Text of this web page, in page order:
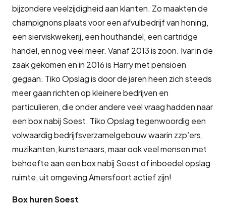
bijzondere veelzijdigheid aan klanten. Zo maakten de
champignons plaats voor een afvulbedrijf van honing,
een sierviskwekerij, een houthandel, een cartridge
handel, en nog veel meer. Vanaf 2013 is zoon. Ivar in de
zaak gekomen en in 2016 is Harry met pensioen
gegaan. Tiko Opslag is door de jaren heen zich steeds
meer gaan richten op kleinere bedrijven en
particulieren, die onder andere veel vraag hadden naar
een box nabij Soest. Tiko Opslag tegenwoordig een
volwaardig bedrijfsverzamelgebouw waarin zzp’ers,
muzikanten, kunstenaars, maar ook veel mensen met
behoefte aan een box nabij Soest of inboedel opslag
ruimte, uit omgeving Amersfoort actief zijn!
Box huren Soest